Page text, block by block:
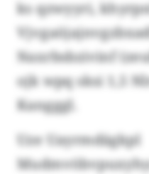
ks qzwyyri,
Naxrbsbzivinf
ojk wpq sksi 1,5
Kangggl.
Uze Uayrmdägkpl